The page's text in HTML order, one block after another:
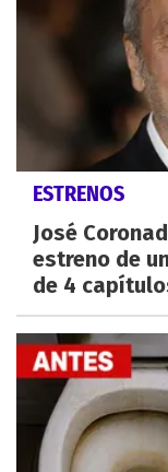
ESTRENOS
José
estreno de
de 4